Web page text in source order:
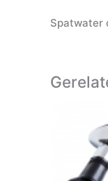
Spatwater